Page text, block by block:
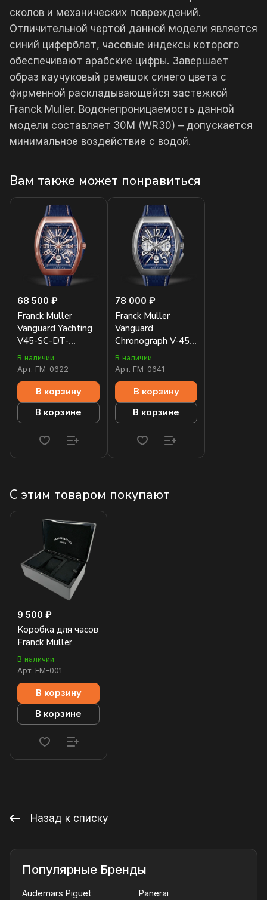
сколов и механических повреждений.
Отличительной чертой данной модели является
синий циферблат, часовые индексы которого
обеспечивают арабские цифры. Завершает
образ каучуковый ремешок синего цвета с
фирменной раскладывающейся застежкой
Franck Muller. Водонепроницаемость данной
модели составляет 30М (WR30) – допускается
минимальное воздействие с водой.
Вам также может понравиться
68 500 ₽
Franck Muller
Vanguard Yachting
V45-SC-DT-
YACHT-5N-BL
В наличии
Арт. FM-0622
В корзину
В корзине
78 000 ₽
Franck Muller
Vanguard
Chronograph V-45-
CC-DT-YACHT
В наличии
Арт. FM-0641
В корзину
В корзине
С этим товаром покупают
9 500 ₽
Коробка для часов
Franck Muller
В наличии
Арт. FM-001
В корзину
В корзине
Назад к списку
Популярные Бренды
Audemars Piguet
Panerai